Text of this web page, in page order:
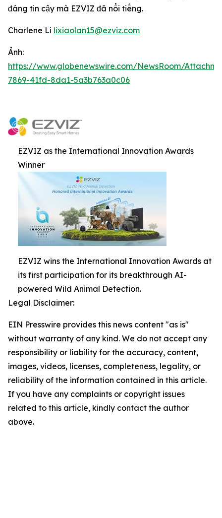
đáng tin cậy mà EZVIZ đã nổi tiếng.
Charlene Li lixiaolan15@ezviz.com
Ảnh:
https://www.globenewswire.com/NewsRoom/
7869-41fd-8da1-5a3b763a0c06
EZVIZ as the International Innovation Awards
Winner
EZVIZ wins the International Innovation Awards at
its first participation for its breakthrough AI-
powered Wild Animal Detection.
Legal Disclaimer:
EIN Presswire provides this news content "as is"
without warranty of any kind. We do not accept any
responsibility or liability for the accuracy, content,
images, videos, licenses, completeness, legality, or
reliability of the information contained in this article.
If you have any complaints or copyright issues
related to this article, kindly contact the author
above.